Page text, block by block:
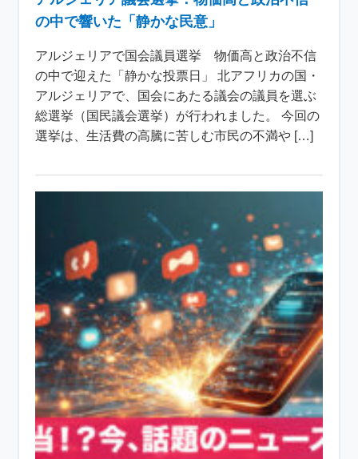
の中で響いた「静かな民意」
アルジェリアで国会議員選挙 物価高と政治不信
の中で迎えた「静かな投票日」 北アフリカの国・
アルジェリアで、国会にあたる議会の議員を選ぶ
総選挙（国民議会選挙）が行われました。 今回の
選挙は、生活費の高騰に苦しむ市民の不満や […]